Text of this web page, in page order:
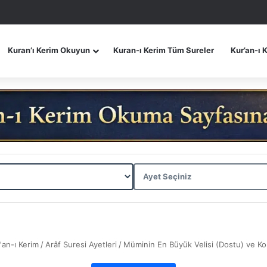
Kuran’ı Kerim Okuyun Kuran-ı Kerim Tüm Sureler Kur’an-ı
ı Kerim / Arâf Suresi Ayetleri / Müminin En Büyük Velisi (Dostu) ve